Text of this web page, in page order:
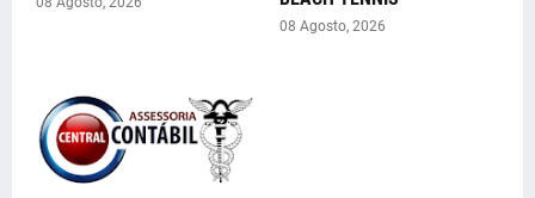
08 Agosto, 2026